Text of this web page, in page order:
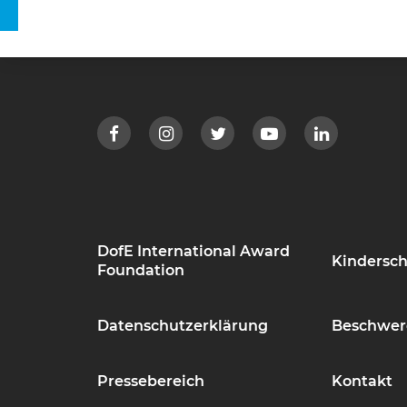
DofE International Award
Foundation
Datenschutzerklärung
Pressebereich Kontakt